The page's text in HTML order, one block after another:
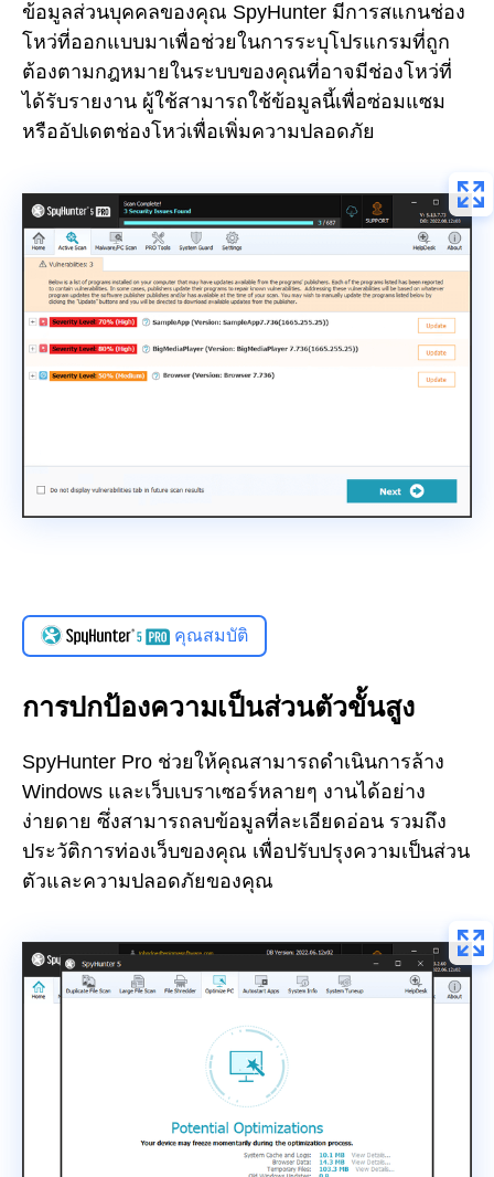
ข้อมูลส่วนบุคคลของคุณ SpyHunter มีการสแกนช่อง
โหว่ที่ออกแบบมาเพื่อช่วยในการระบุโปรแกรมที่ถูก
ต้องตามกฎหมายในระบบของคุณที่อาจมีช่องโหว่ที่
ได้รับรายงาน ผู้ใช้สามารถใช้ข้อมูลนี้เพื่อซ่อมแซม
หรืออัปเดตช่องโหว่เพื่อเพิ่มความปลอดภัย
คุณสมบัติ
การปกป้องความเป็นส่วนตัวขั้นสูง
SpyHunter Pro ช่วยให้คุณสามารถดำเนินการล้าง
Windows และเว็บเบราเซอร์หลายๆ งานได้อย่าง
ง่ายดาย ซึ่งสามารถลบข้อมูลที่ละเอียดอ่อน รวมถึง
ประวัติการท่องเว็บของคุณ เพื่อปรับปรุงความเป็นส่วน
ตัวและความปลอดภัยของคุณ